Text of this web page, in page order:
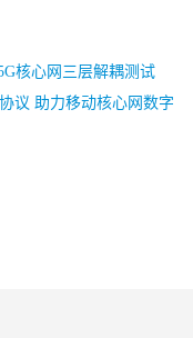
核心网三层解耦测试
议 助力移动核心网数字